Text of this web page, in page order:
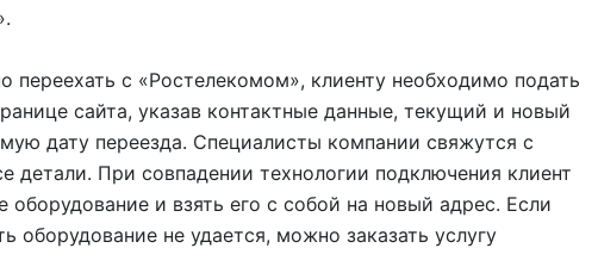
переехать с «Ростелекомом», клиенту необходимо подать
сайта, указав контактные данные, текущий и новый
дату переезда. Специалисты компании свяжутся с
детали. При совпадении технологии подключения клиент
и взять его с собой на новый адрес. Если
оборудование не удается, можно заказать услугу